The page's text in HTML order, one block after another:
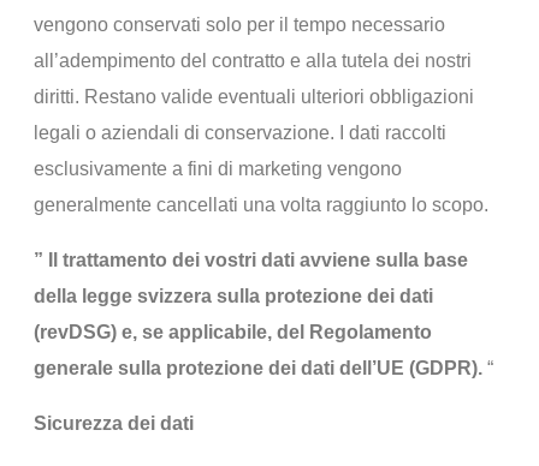
vengono conservati solo per il tempo necessario
all’adempimento del contratto e alla tutela dei nostri
diritti. Restano valide eventuali ulteriori obbligazioni
legali o aziendali di conservazione. I dati raccolti
esclusivamente a fini di marketing vengono
generalmente cancellati una volta raggiunto lo scopo.
” Il trattamento dei vostri dati avviene sulla base
della legge svizzera sulla protezione dei dati
(revDSG) e, se applicabile, del Regolamento
generale sulla protezione dei dati dell’UE (GDPR). “
Sicurezza dei dati